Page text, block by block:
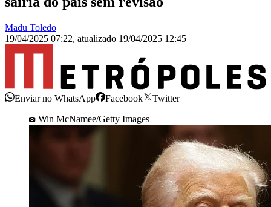
Madu Toledo
19/04/2025 07:22, atualizado 19/04/2025 12:45
Enviar no WhatsApp Facebook
Twitter
Win McNamee/Getty Images